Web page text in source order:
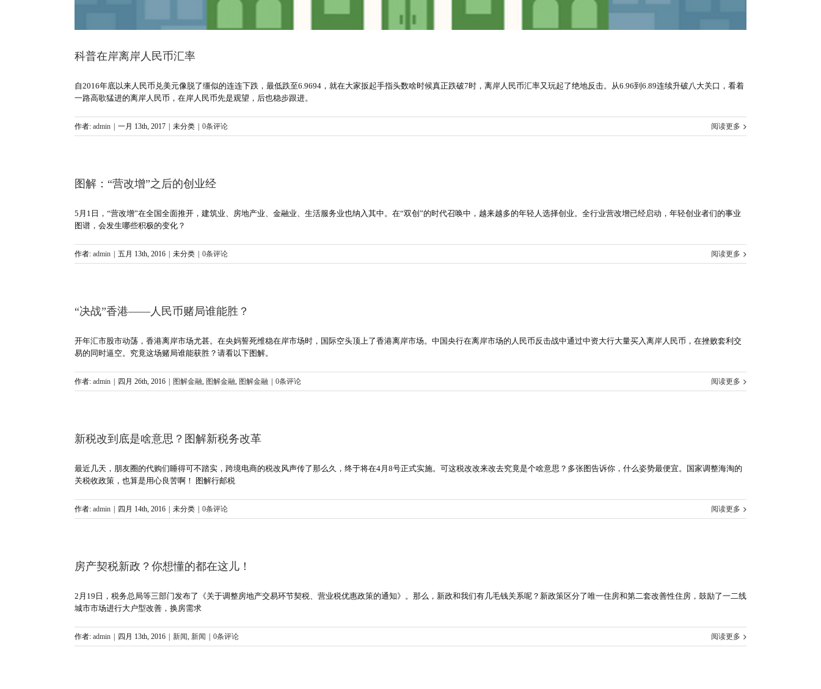
科普在岸离岸人民币汇率
自2016年底以来人民币兑美元像脱了缰似的连连下跌，最低跌至6.9694，就在大家扳起手指头数啥时候真正跌破7时，离岸人民币汇率又玩起了绝地反击。从6.96到6.89连续升破八大关口，看着
一路高歌猛进的离岸人民币，在岸人民币先是观望，后也稳步跟进。
作者: admin 一月 13th, 2017 未分类 0条评论 阅读更多
图解：“营改增”之后的创业经
5月1日，“营改增”在全国全面推开，建筑业、房地产业、金融业、生活服务业也纳入其中。在“双创”的时代召唤中，越来越多的年轻人选择创业。全行业营改增已经启动，年轻创业者们的事业
图谱，会发生哪些积极的变化？
作者: admin 五月 13th, 2016 未分类 0条评论 阅读更多
“决战”香港——人民币赌局谁能胜？
开年汇市股市动荡，香港离岸市场尤甚。在央妈誓死维稳在岸市场时，国际空头顶上了香港离岸市场。中国央行在离岸市场的人民币反击战中通过中资大行大量买入离岸人民币，在挫败套利交
易的同时逼空。究竟这场赌局谁能获胜？请看以下图解。
作者: admin 四月 26th, 2016 图解金融, 图解金融, 图解金融 0条评论 阅读更多
新税改到底是啥意思？图解新税务改革
最近几天，朋友圈的代购们睡得可不踏实，跨境电商的税改风声传了那么久，终于将在4月8号正式实施。可这税改改来改去究竟是个啥意思？多张图告诉你，什么姿势最便宜。国家调整海淘的
关税收政策，也算是用心良苦啊！ 图解行邮税
作者: admin 四月 14th, 2016 未分类 0条评论 阅读更多
房产契税新政？你想懂的都在这儿！
2月19日，税务总局等三部门发布了《关于调整房地产交易环节契税、营业税优惠政策的通知》。那么，新政和我们有几毛钱关系呢？新政策区分了唯一住房和第二套改善性住房，鼓励了一二线
城市市场进行大户型改善，换房需求
作者: admin 四月 13th, 2016 新闻, 新闻 0条评论 阅读更多